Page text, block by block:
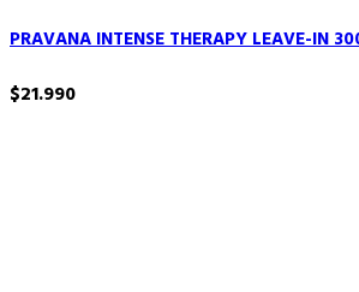
PRAVANA INTENSE THERAPY LEAVE-IN
$21.990